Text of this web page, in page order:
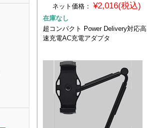
ネット価格： ¥2,016(税込)
在庫なし
超コンパクト Power Delivery対応高
速充電AC充電アダプタ